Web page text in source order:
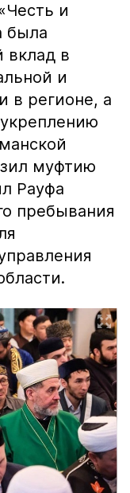
и
была
вклад в
и
в регионе, а
муфтию
Рауфа
пребывания